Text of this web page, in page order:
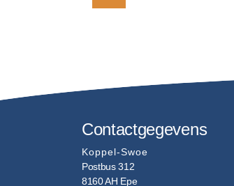
Contactgegevens
Koppel-Swoe
Postbus 312
8160 AH Epe